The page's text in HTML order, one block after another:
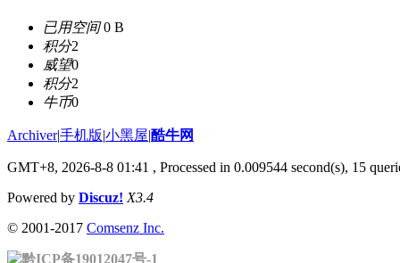
已用空间0 B
积分2
威望0
积分2
牛币0
Archiver|手机版|小黑屋|酷牛网
GMT+8, 2026-8-8 01:41 , Processed in 0.009544 second(s), 15
Powered by Discuz! X3.4
© 2001-2017 Comsenz Inc.
黔ICP备19012047号-1